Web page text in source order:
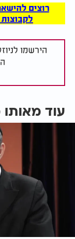
רוצים
לקבוצות
הירשמו
עוד